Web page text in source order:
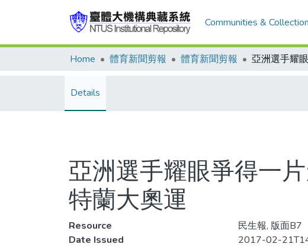
Communities &
Home 體育新聞剪報 體育新聞剪報
Details
亞洲選手耀眼爭得一
特蘭大奧運
Resource
民生報, 版面B7
Date Issued
2017-02-